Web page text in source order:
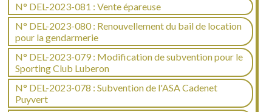
N° DEL-2023-081 : Vente épareuse
N° DEL-2023-080 : Renouvellement du bail de location
pour la gendarmerie
N° DEL-2023-079 : Modification de subvention pour le
Sporting Club Luberon
N° DEL-2023-078 : Subvention de l'ASA Cadenet
Puyvert